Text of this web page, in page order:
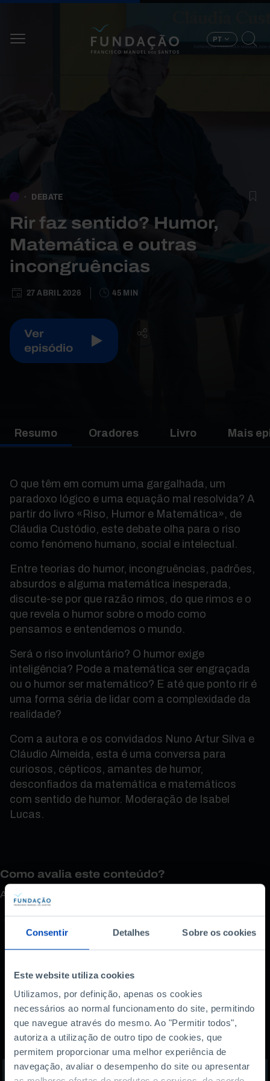
Consentir Detalhes Sobre os cookies
Este website utiliza cookies
Utilizamos, por definição, apenas os cookies
necessários ao normal funcionamento do site, permitindo
que navegue através do mesmo. Ao "Permitir todos",
autoriza a utilização de outro tipo de cookies, que
permitem proporcionar uma melhor experiência de
navegação, avaliar o desempenho do site ou apresentar
PT
DEBATE
Rir faz sentido? Humor,
Matemática e outras
incongruências
27 ABRIL 2026 45 MIN
Ver
episódio
Resumo Oradores Livro Mais
O que têm em comum uma gargalhada, um
paradoxo lógico e uma equação mal resolvida? A
partir do livro «Riso, Humor e Matemática», de
Cláudia Custódio, este debate olha para o riso
como fenómeno humano, social e intelectual.
Entre teorias do humor, incongruências, padrões,
absurdos e alguma matemática inesperada,
discute-se por que razão rimos, do que rimos e o
que revela o humor sobre o modo como
pensamos e entendemos o mundo.
Será o riso involuntário? O humor exige
inteligência? Pode a matemática ser engraçada
ou o humor ser matemático? E até que ponto rir é
uma forma séria de lidar com a complexidade da
realidade?
Com a autora e os convidados Nuno Artur Silva e
Cláudio Almeida, esta é uma conversa para
curiosos, cépticos, amantes de humor,
desconfiados da matemática e matemáticos
com sentido de humor. Moderação de Isabel
Lucas.
Como avalia este conteúdo?
A sua opinião é importante.
Também lhe pode
interessar